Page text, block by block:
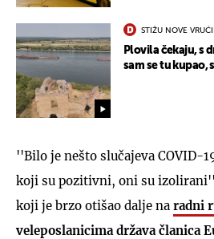
STIŽU NOVE
Plovila čekaju, s
sam se tu kupao,
''Bilo je nešto slučajeva COVID-
koji su pozitivni, oni su
koji je brzo otišao dalje na radni
veleposlanicima država članica